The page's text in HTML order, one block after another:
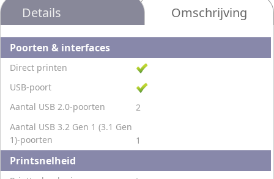
Details Omschrijving
Poorten & interfaces
Direct printen
USB-poort
Aantal USB 2.0-poorten
2
Aantal USB 3.2 Gen 1 (3.1 Gen
1)-poorten
1
Printsnelheid